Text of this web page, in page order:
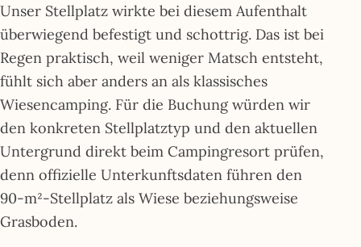
Unser Stellplatz wirkte bei diesem Aufenthalt
überwiegend befestigt und schottrig. Das ist bei
Regen praktisch, weil weniger Matsch entsteht,
fühlt sich aber anders an als klassisches
Wiesencamping. Für die Buchung würden wir
den konkreten Stellplatztyp und den aktuellen
Untergrund direkt beim Campingresort prüfen,
denn offizielle Unterkunftsdaten führen den
90-m²-Stellplatz als Wiese beziehungsweise
Grasboden.